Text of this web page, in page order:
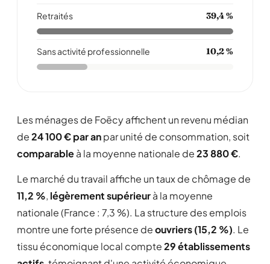
Retraités 39,4 %
Sans activité professionnelle 10,2 %
Les ménages de Foëcy affichent un revenu médian
de24 100 € par anpar unité de consommation, soit
comparableà la moyenne nationale de23 880 €.
Le marché du travail affiche un taux de chômage de
11,2 %, légèrement supérieurà la moyenne
nationale (France : 7,3 %). La structure des emplois
montre une forte présence deouvriers (15,2 %). Le
tissu économique local compte29 établissements